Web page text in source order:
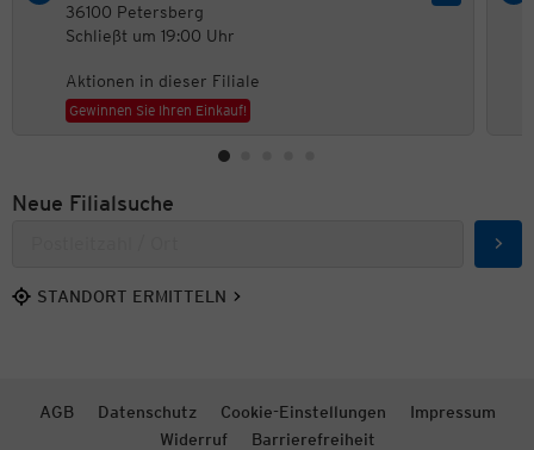
36100 Petersberg
Schließt um 19:00 Uhr
Aktionen in dieser Filiale
Gewinnen Sie Ihren Einkauf!
Neue Filialsuche
STANDORT ERMITTELN
AGB Datenschutz Cookie-Einstellungen
Impressum
Widerruf
Barrierefreiheit